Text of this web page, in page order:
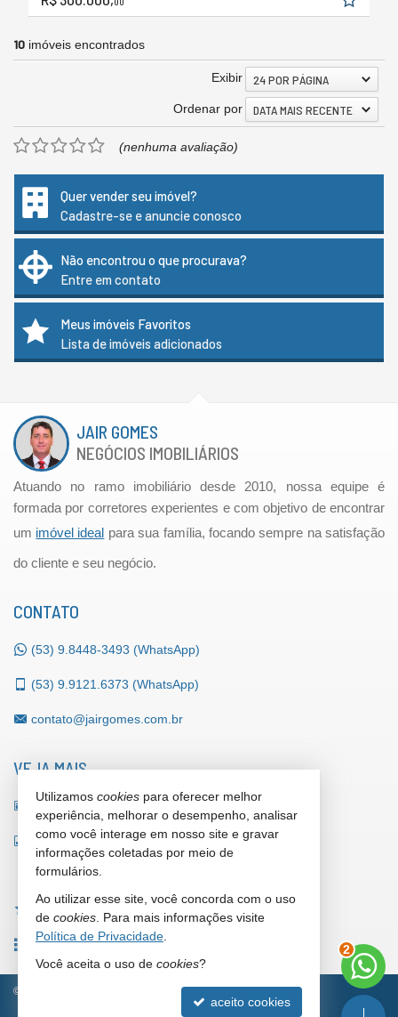
00
10 imóveis encontrados
Exibir 24 POR PÁGINA
Ordenar por DATA MAIS RECENTE
(nenhuma avaliação)
Quer vender seu imóvel?
Cadastre-se e anuncie conosco
Não encontrou o que procurava?
Entre em contato
Meus imóveis Favoritos
Lista de imóveis adicionados
JAIR GOMES
NEGÓCIOS IMOBILIÁRIOS
Atuando no ramo imobiliário desde 2010, nossa equipe é
formada por corretores experientes e com objetivo de encontrar
um imóvel ideal para sua família, focando sempre na satisfação
do cliente e seu negócio.
CONTATO
(53) 9.8448-3493 (WhatsApp)
(53) 9.9121.6373 (WhatsApp)
contato@jairgomes.com.br
VEJA MAIS
receba nosso newsletter
indicadores financeiros
cadastre seu imóvel
imóveis favoritos
mapa de imóveis
© Política de Privacidade
2
Utilizamos cookies para oferecer melhor
experiência, melhorar o desempenho, analisar
como você interage em nosso site e gravar
informações coletadas por meio de
formulários.
Ao utilizar esse site, você concorda com o uso
de cookies . Para mais informações visite
Política de Privacidade
Você aceita o uso de cookies?
aceito cookies